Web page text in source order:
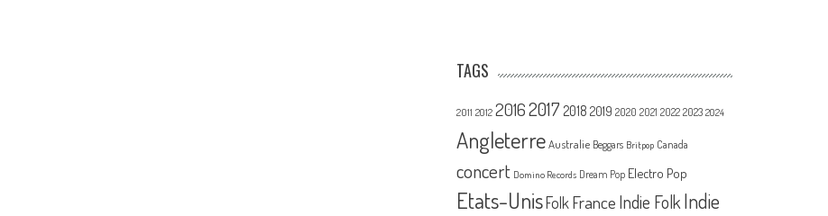
TAGS
2011 2012 20162017 2018 2019 2020 2021 2022 2023 2024
Angleterre Australie Beggars Britpop Canada
concert Domino Records Dream Pop Electro Pop
Etats-UnisFolk France Indie FolkIndie